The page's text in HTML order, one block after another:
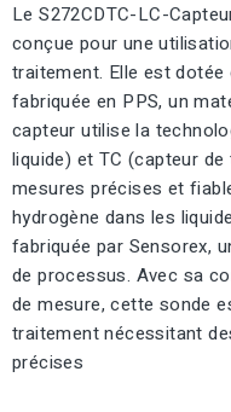
Le S272CDTC-LC-
conçue pour une
traitement. Elle est
fabriquée en PPS, un
capteur utilise la
liquide) et TC (capteur
mesures précises et
hydrogène dans les
fabriquée par Sensorex,
de processus. Avec sa
de mesure, cette sonde
traitement nécessitant
précises